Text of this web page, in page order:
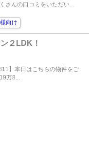
さんの口コミをいただい...
向け
２LDK！
】本日はこちらの物件をご
万8...